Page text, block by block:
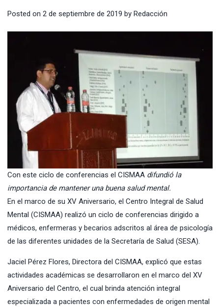
Posted on 2 de septiembre de 2019 by Redacción
Con este ciclo de conferencias el CISMAA difundió la
importancia de mantener una buena salud mental.
En el marco de su XV Aniversario, el Centro Integral de Salud
Mental (CISMAA) realizó un ciclo de conferencias dirigido a
médicos, enfermeras y becarios adscritos al área de psicología
de las diferentes unidades de la Secretaría de Salud (SESA).
Jaciel Pérez Flores, Directora del CISMAA, explicó que estas
actividades académicas se desarrollaron en el marco del XV
Aniversario del Centro, el cual brinda atención integral
especializada a pacientes con enfermedades de origen mental